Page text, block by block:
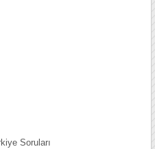
Soruları